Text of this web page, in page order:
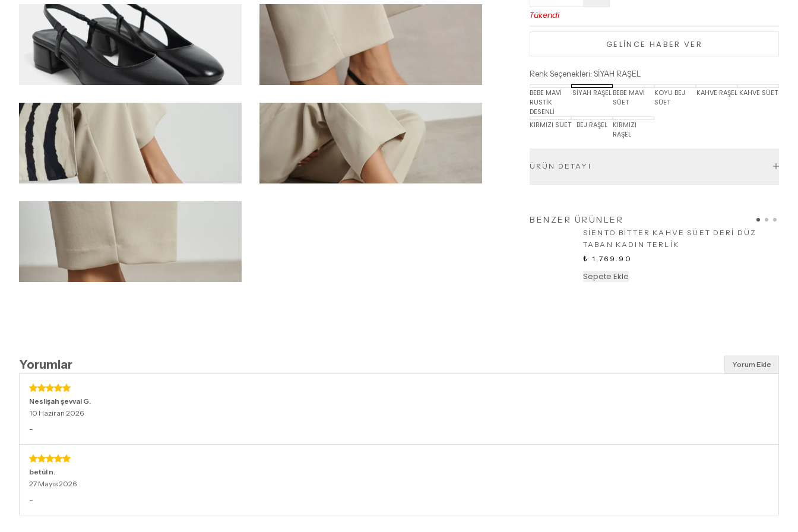
Tükendi
GELİNCE HABER VER
Renk Seçenekleri: SİYAH RAŞEL
BEBE MAVİ
RUSTİK
DESENLİ
SİYAH RAŞELBEBE MAVİ
SÜET
KOYU BEJ
SÜET
KAHVE RAŞEL KAHVE SÜET
KIRMIZI SÜET BEJ RAŞEL
KIRMIZI
RAŞEL
ÜRÜN DETAYI
BENZER ÜRÜNLER
SİENTO BİTTER KAHVE SÜET DERİ DÜZ
TABAN KADIN TERLİK
₺ 1,769.90
Sepete Ekle
Yorumlar Yorum Ekle
Neslişah şevval G.
10 Haziran 2026
-
betül n.
27 Mayıs 2026
-